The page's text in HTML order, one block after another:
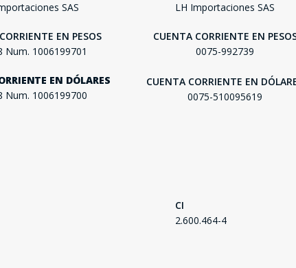
SAS
EN PESOS
Num. 1006199701
EN DÓLARES
Num. 1006199700
LH Importaciones SAS
CUENTA CORRIENTE EN
0075-992739
CUENTA CORRIENTE EN
0075-510095619
CI
2.600.464-4
SEGUÍ COMPRANDO